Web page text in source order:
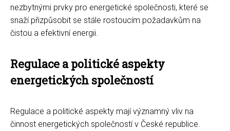
nezbytnými prvky pro energetické společnosti, které se
snaží přizpůsobit se stále rostoucím požadavkům na
čistou a efektivní energii.
Regulace a politické aspekty
energetických společností
Regulace a politické aspekty mají významný vliv na
činnost energetických společností v České republice.